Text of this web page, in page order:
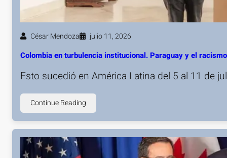
César Mendoza julio 11, 2026
Colombia en turbulencia institucional. Paraguay y el
Esto sucedió en América Latina del 5 al 11 de
Continue Reading